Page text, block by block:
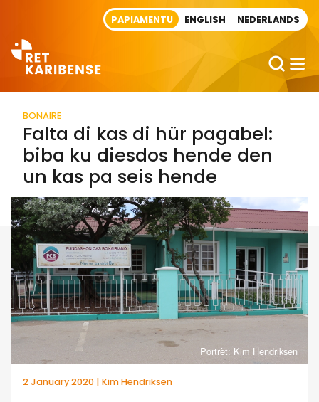
PAPIAMENTU ENGLISH NEDERLANDS
BONAIRE
Falta di kas di hür pagabel:
biba ku diesdos hende den
un kas pa seis hende
Portrèt: Kim Hendriksen
2 January 2020 | Kim Hendriksen